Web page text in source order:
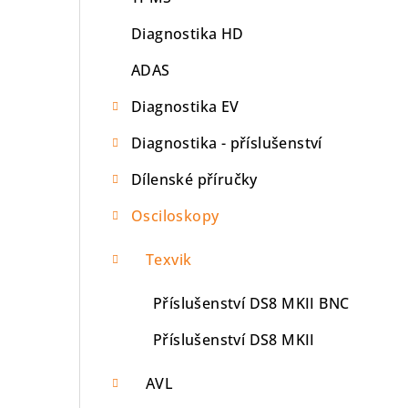
Diagnostika HD
ADAS
Diagnostika EV
Diagnostika - příslušenství
Dílenské příručky
Osciloskopy
Texvik
Příslušenství DS8 MKII BNC
Příslušenství DS8 MKII
AVL